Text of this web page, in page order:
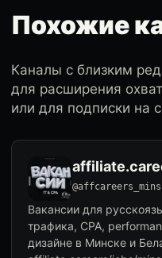
Похожие
Каналы с близким
для расширения
или для подписки на
Вакансии для
трафика, CPA,
дизайне в Минске и